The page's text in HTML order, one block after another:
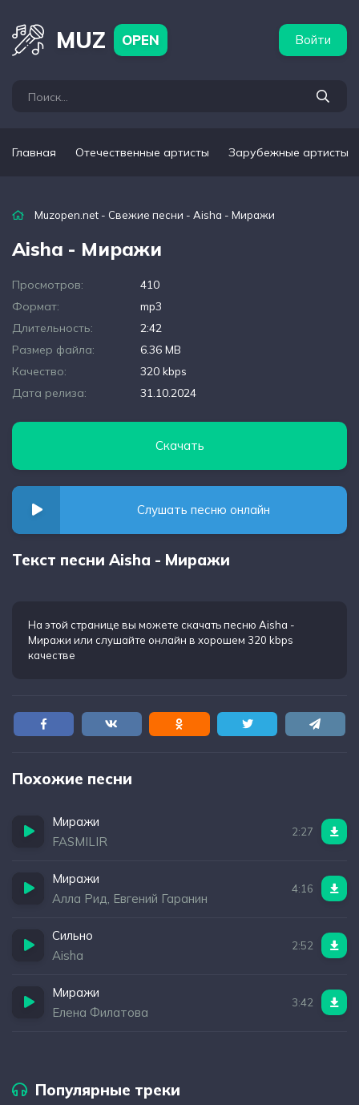
MUZ OPEN Войти
Главная Отечественные артисты Зарубежные артисты
Muzopen.net - Свежие песни - Aisha - Миражи
Aisha - Миражи
Просмотров:
410
Формат:
mp3
Длительность:
2:42
Размер файла:
6.36 MB
Качество:
320 kbps
Дата релиза:
31.10.2024
Скачать
Слушать песню онлайн
Текст песни Aisha - Миражи
На этой странице вы можете скачать песню Aisha -
Миражи или слушайте онлайн в хорошем 320 kbps
качестве
Похожие песни
Миражи
FASMILIR
2:27
Миражи
Алла Рид, Евгений Гаранин
4:16
Сильно
Aisha
2:52
Миражи
Елена Филатова
3:42
Популярные треки
артисты Популярные подборки